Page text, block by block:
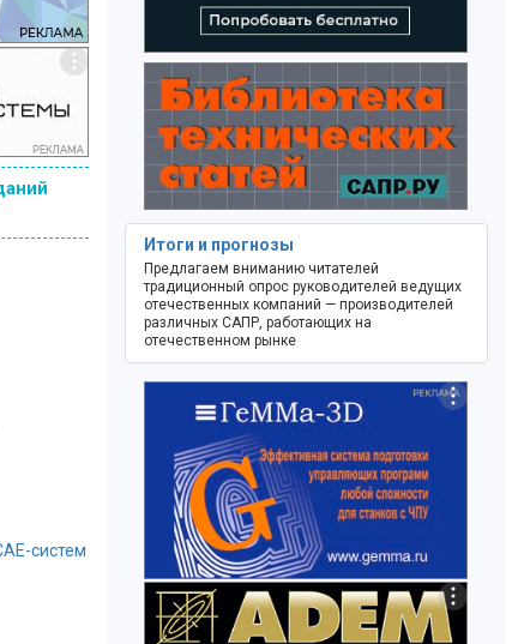
систем
Итоги и прогнозы
Предлагаем вниманию читателей
традиционный опрос руководителей ведущих
отечественных компаний — производителей
различных САПР, работающих на
отечественном рынке